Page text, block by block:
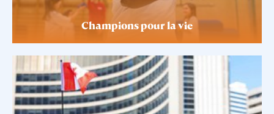
Champions pour la vie